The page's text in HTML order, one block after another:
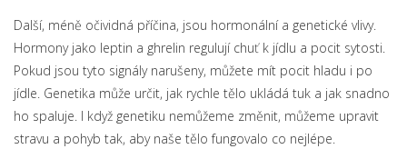
Další, méně očividná příčina, jsou hormonální a genetické vlivy.
Hormony jako leptin a ghrelin regulují chuť k jídlu a pocit sytosti.
Pokud jsou tyto signály narušeny, můžete mít pocit hladu i po
jídle. Genetika může určit, jak rychle tělo ukládá tuk a jak snadno
ho spaluje. I když genetiku nemůžeme změnit, můžeme upravit
stravu a pohyb tak, aby naše tělo fungovalo co nejlépe.